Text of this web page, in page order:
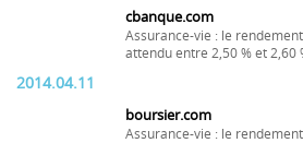
cbanque.com
Assurance-vie : le
attendu entre 2,50 % et 2,60
2014.04.11
boursier.com
Assurance-vie : le